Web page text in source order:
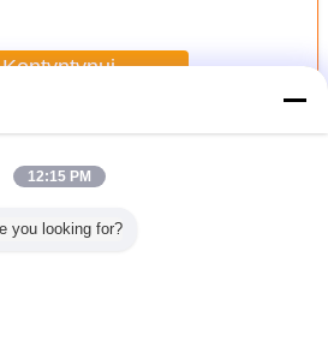
Kontyntynuj
Power Supply
12:15 PM
you looking for?